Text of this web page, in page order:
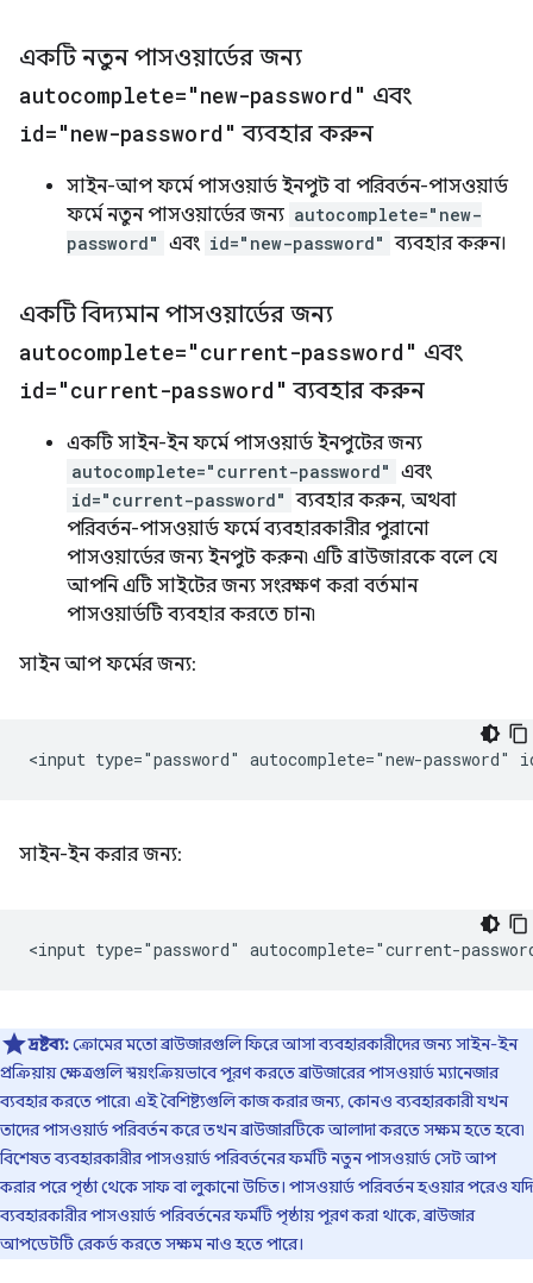
একটি নতুন পাসওয়ার্ডের জন্য
autocomplete="new-password" এবং
id="new-password" ব্যবহার করুন
সাইন-আপ ফর্মে পাসওয়ার্ড ইনপুট বা পরিবর্তন-পাসওয়ার্ড
ফর্মে নতুন পাসওয়ার্ডের জন্য autocomplete="new-
password" এবং id="new-password" ব্যবহার করুন।
একটি বিদ্যমান পাসওয়ার্ডের জন্য
autocomplete="current-password" এবং
id="current-password" ব্যবহার করুন
একটি সাইন-ইন ফর্মে পাসওয়ার্ড ইনপুটের জন্য
autocomplete="current-password" এবং
id="current-password" ব্যবহার করুন, অথবা
পরিবর্তন-পাসওয়ার্ড ফর্মে ব্যবহারকারীর পুরানো
পাসওয়ার্ডের জন্য ইনপুট করুন৷ এটি ব্রাউজারকে বলে যে
আপনি এটি সাইটের জন্য সংরক্ষণ করা বর্তমান
পাসওয়ার্ডটি ব্যবহার করতে চান৷
সাইন আপ ফর্মের জন্য:
সাইন-ইন করার জন্য:
দ্রষ্টব্য:ক্রোমের মতো ব্রাউজারগুলি ফিরে আসা ব্যবহারকারীদের জন্য সাইন-ইন
প্রক্রিয়ায় ক্ষেত্রগুলি স্বয়ংক্রিয়ভাবে পূরণ করতে ব্রাউজারের পাসওয়ার্ড ম্যানেজার
ব্যবহার করতে পারে৷ এই বৈশিষ্ট্যগুলি কাজ করার জন্য, কোনও ব্যবহারকারী যখন
তাদের পাসওয়ার্ড পরিবর্তন করে তখন ব্রাউজারটিকে আলাদা করতে সক্ষম হতে হবে৷
বিশেষত ব্যবহারকারীর পাসওয়ার্ড পরিবর্তনের ফর্মটি নতুন পাসওয়ার্ড সেট আপ
করার পরে পৃষ্ঠা থেকে সাফ বা লুকানো উচিত। পাসওয়ার্ড পরিবর্তন হওয়ার পরেও যদি
ব্যবহারকারীর পাসওয়ার্ড পরিবর্তনের ফর্মটি পৃষ্ঠায় পূরণ করা থাকে, ব্রাউজার
আপডেটটি রেকর্ড করতে সক্ষম নাও হতে পারে।